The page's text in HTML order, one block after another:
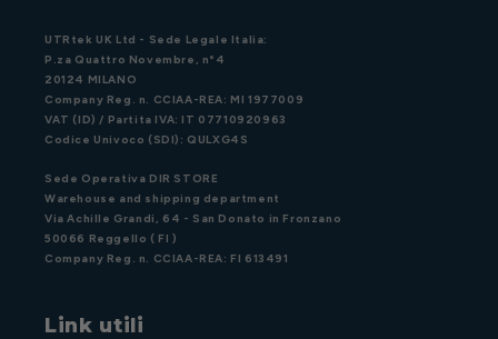
UTRtek UK Ltd - Sede Legale Italia:
P.za Quattro Novembre, n°4
20124 MILANO
Company Reg. n. CCIAA-REA: MI 1977009
VAT (ID) / Partita IVA: IT 07710920963
Codice Univoco (SDI): QULXG4S
Sede Operativa DIR STORE
Warehouse and shipping department
Via Achille Grandi, 64 - San Donato in Fronzano
50066 Reggello ( FI )
Company Reg. n. CCIAA-REA: FI 613491
Link utili